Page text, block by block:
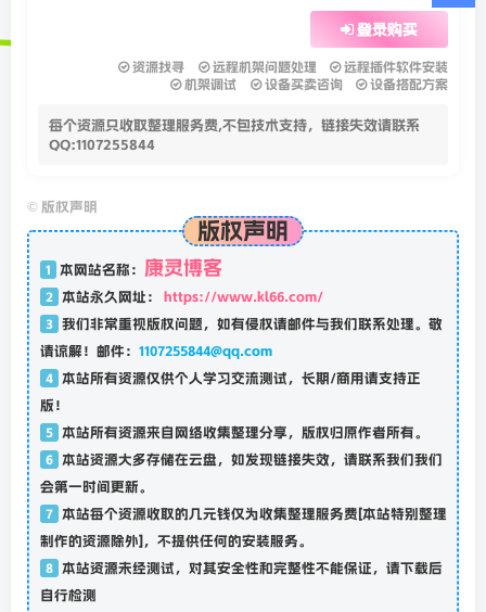
登录购买
资源找寻 远程机架问题处理
远程插件软件安装
机架调试
设备买卖咨询 设备搭配方案
每个资源只收取整理服务费,不包技术支持，链接失效请联系
QQ:1107255844
© 版权声明
版权声明
1 本网站名称： 康灵博客
2 本站永久网址： https://www.kl66.com/
3 我们非常重视版权问题，如有侵权请邮件与我们联系处理。敬
请谅解！邮件： 1107255844@qq.com
4
本站所有资源仅供个人学习交流测试，长期/商用请支持正
版！
5
本站所有资源来自网络收集整理分享，版权归原作者所有。
6
本站资源大多存储在云盘，如发现链接失效，请联系我们我们
会第一时间更新。
7
本站每个资源收取的几元钱仅为收集整理服务费[本站特别整理
制作的资源除外]，不提供任何的安装服务。
8
本站资源未经测试，对其安全性和完整性不能保证，请下载后
自行检测